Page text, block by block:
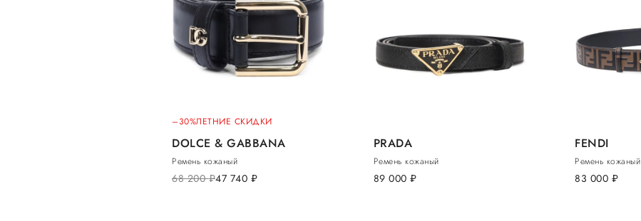
–30%ЛЕТНИЕ СКИДКИ
DOLCE & GABBANA
Ремень кожаный
68 200руб.47 740 руб.
PRADA
Ремень кожаный
89 000 руб.
FENDI
Ремень кожаный
83 000 руб.